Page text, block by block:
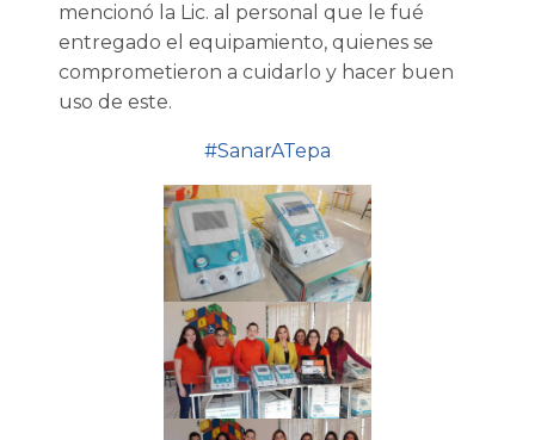
mencionó la Lic. al personal que le fué
entregado el equipamiento, quienes se
comprometieron a cuidarlo y hacer buen
uso de este.
#SanarATepa